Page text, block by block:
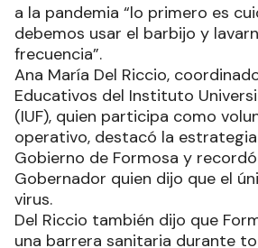
a la pandemia “lo primero es
debemos usar el barbijo y
frecuencia”.
Ana María Del Riccio,
Educativos del Instituto
(IUF), quien participa como
operativo, destacó la
Gobierno de Formosa y
Gobernador quien dijo que el
virus.
Del Riccio también dijo que
una barrera sanitaria durante